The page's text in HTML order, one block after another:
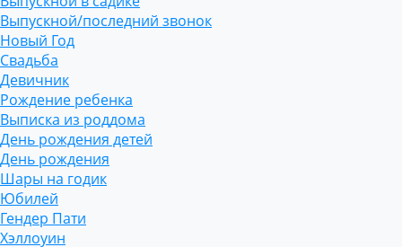
Выпускной/последний звонок
Новый Год
Свадьба
Девичник
Рождение ребенка
Выписка из роддома
День рождения детей
День рождения
Шары на годик
Юбилей
Гендер Пати
Хэллоуин